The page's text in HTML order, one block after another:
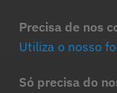
Precisa de nos
Utiliza o nosso
Só precisa do